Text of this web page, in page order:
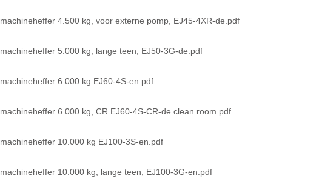
machineheffer 4.500 kg, voor externe pomp, EJ45-4XR-de.pdf
machineheffer 5.000 kg, lange teen, EJ50-3G-de.pdf
machineheffer 6.000 kg EJ60-4S-en.pdf
machineheffer 6.000 kg, CR EJ60-4S-CR-de clean room.pdf
machineheffer 10.000 kg EJ100-3S-en.pdf
machineheffer 10.000 kg, lange teen, EJ100-3G-en.pdf